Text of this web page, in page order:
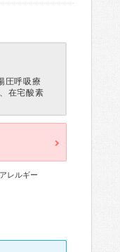
圧呼吸療
在宅酸素
レルギー